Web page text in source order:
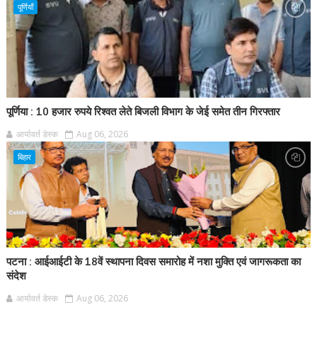
पूर्णियाँ
पूर्णिया : 10 हजार रुपये रिश्वत लेते बिजली विभाग के जेई समेत तीन गिरफ्तार
आर्यावर्त डेस्क Aug 06, 2026
बिहार
पटना : आईआईटी के 18वें स्थापना दिवस समारोह में नशा मुक्ति एवं जागरूकता का
संदेश
आर्यावर्त डेस्क Aug 06, 2026